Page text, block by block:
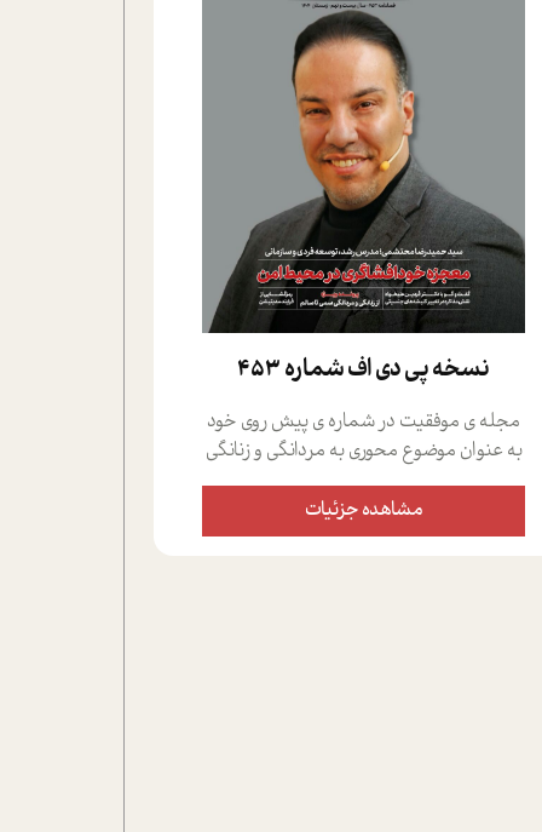
نسخه پي دي اف شماره 453
مجله ی موفقیت در شماره ی پیش روی خود
به عنوان موضوع محوری به مردانگی و زنانگی
سمی پرداخته است؛ علاوه بر این که؛ گفت و
گویی اختصاصی داشته ایم با فردین علیخواه،
جامعه شناس در بخش های مختلف تلاش
مشاهده جزئیات